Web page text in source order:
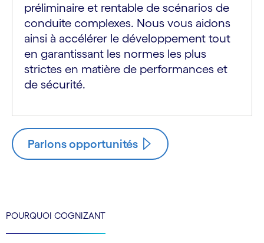
préliminaire et rentable de scénarios de
conduite complexes. Nous vous aidons
ainsi à accélérer le développement tout
en garantissant les normes les plus
strictes en matière de performances et
de sécurité.
Parlons opportunités
POURQUOI COGNIZANT